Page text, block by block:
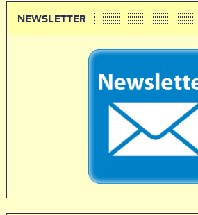
NEWSLETTER